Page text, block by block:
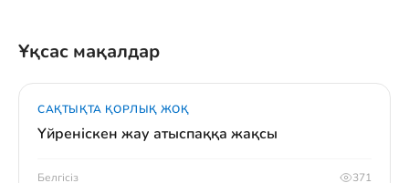
Ұқсас мақалдар
САҚТЫҚТА ҚОРЛЫҚ ЖОҚ
Үйреніскен жау атыспаққа жақсы
Белгісіз 371